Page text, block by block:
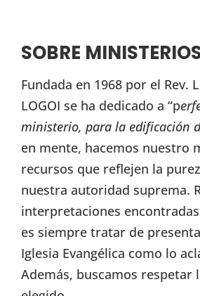
SOBRE
Fundada en 1968 por el Rev.
LOGOI se ha dedicado a “p
ministerio, para la edificación
en mente, hacemos nuestro
recursos que reflejen la
nuestra autoridad suprema.
interpretaciones
es siempre tratar de
Iglesia Evangélica como lo
Además, buscamos